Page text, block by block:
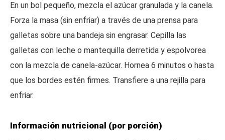
En un bol pequeño, mezcla el azúcar granulada y la canela.
Forza la masa (sin enfriar) a través de una prensa para
galletas sobre una bandeja sin engrasar. Cepilla las
galletas con leche o mantequilla derretida y espolvorea
con la mezcla de canela-azúcar. Hornea 6 minutos o hasta
que los bordes estén firmes. Transfiere a una rejilla para
enfriar.
Información nutricional (por porción)